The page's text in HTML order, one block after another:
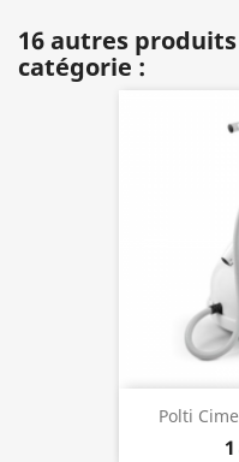
16 autres
catégorie :
Polti